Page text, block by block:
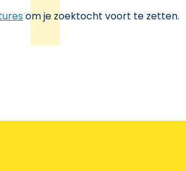
om je zoektocht voort te zetten.